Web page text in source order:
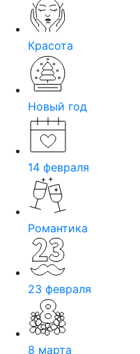
Красота
Новый год
14 февраля
Романтика
23 февраля
8 марта